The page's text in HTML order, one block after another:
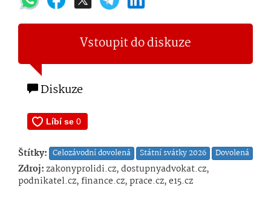
Vstoupit do diskuze
Diskuze
Štítky: Celozávodní dovolená Státní svátky 2026 Dovolená
Zdroj:zakonyprolidi.cz, dostupnyadvokat.cz,
podnikatel.cz, finance.cz, prace.cz, e15.cz